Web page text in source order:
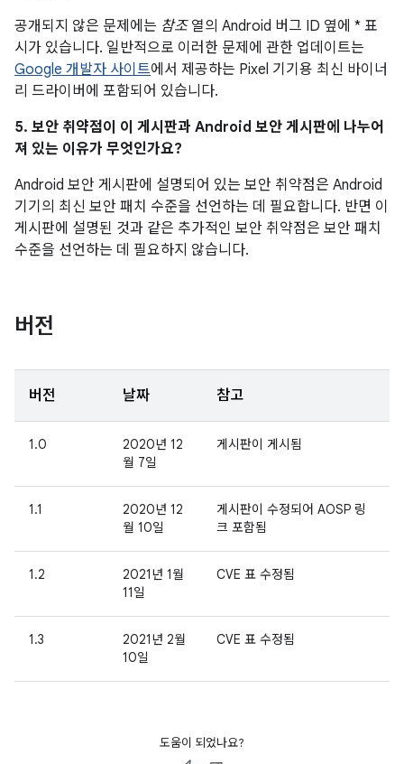
공개되지 않은 문제에는 참조열의 Android 버그 ID 옆에 * 표
시가 있습니다. 일반적으로 이러한 문제에 관한 업데이트는
Google 개발자 사이트에서 제공하는 Pixel 기기용 최신 바이너
리 드라이버에 포함되어 있습니다.
5. 보안 취약점이 이 게시판과 Android 보안 게시판에 나누어
져 있는 이유가 무엇인가요?
Android 보안 게시판에 설명되어 있는 보안 취약점은 Android
기기의 최신 보안 패치 수준을 선언하는 데 필요합니다. 반면 이
게시판에 설명된 것과 같은 추가적인 보안 취약점은 보안 패치
수준을 선언하는 데 필요하지 않습니다.
버전
버전 날짜 참고
1.0
2020년 12
월 7일
게시판이 게시됨
1.1
2020년 12
월 10일
게시판이 수정되어 AOSP 링
크 포함됨
1.2
2021년 1월
11일
CVE 표 수정됨
1.3
2021년 2월
10일
CVE 표 수정됨
도움이 되었나요?